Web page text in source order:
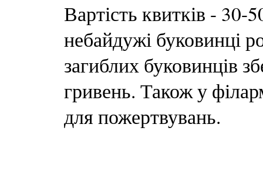
Вартість квитків -
небайдужі буковинці
загиблих буковинців
гривень. Також у
для пожертвувань.